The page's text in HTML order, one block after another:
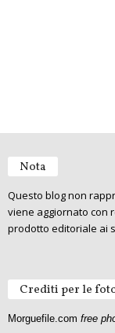
Nota
Questo blog non
viene aggiornato con
prodotto editoriale ai
Crediti per le
Morguefile.com free